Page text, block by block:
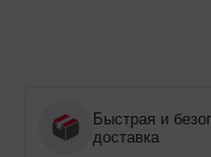
Быстрая и
доставка